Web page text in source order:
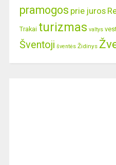
pramogos prie juros
Trakai turizmas valtys
Šventoji šventės Židinys